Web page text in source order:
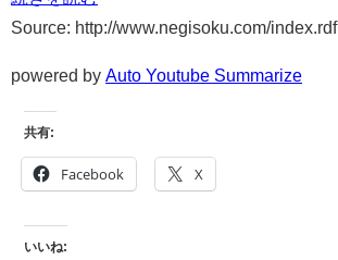
Source: http://www.negisoku.com/index.rdf
powered by Auto Youtube Summarize
共有:
Facebook X
いいね: